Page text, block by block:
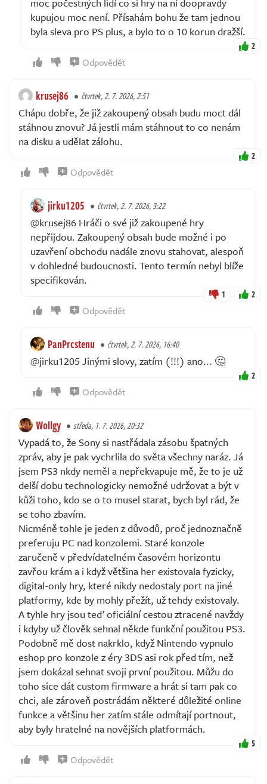
kupujou moc není. Přísahám bohu že tam jednou
byla sleva pro PS plus, a bylo to o 10 korun dražší.
2
Odpovědět
krusej86 čtvrtek, 2. 7. 2026, 2:51
Chápu dobře, že již zakoupený obsah budu moct dál
stáhnou znovu? Já jestli mám stáhnout to co nenám
na disku a udělat zálohu.
2
Odpovědět
jirku1205 čtvrtek, 2. 7. 2026, 3:22
@krusej86 Hráči o své již zakoupené hry
nepřijdou. Zakoupený obsah bude možné i po
uzavření obchodu nadále znovu stahovat, alespoň
v dohledné budoucnosti. Tento termín nebyl blíže
specifikován.
1 2
Odpovědět
PanPrcstenu čtvrtek, 2. 7. 2026, 16:40
@jirku1205 Jinými slovy, zatím (!!!) ano... 🤔
2
Odpovědět
Wollgy středa, 1. 7. 2026, 20:32
Vypadá to, že Sony si nastřádala zásobu špatných
zpráv, aby je pak vychrlila do světa všechny naráz. Já
jsem PS3 nkdy neměl a nepřekvapuje mě, že to je už
delší dobu technologicky nemožné udržovat a být v
kůži toho, kdo se o to musel starat, bych byl rád, že
se toho zbavím.
Nicméně tohle je jeden z důvodů, proč jednoznačně
preferuju PC nad konzolemi. Staré konzole
zaručeně v předvídatelném časovém horizontu
zavřou krám a i když většina her existovala fyzicky,
digital-only hry, které nikdy nedostaly port na jiné
platformy, kde by mohly přežít, už tehdy existovaly.
A tyhle hry jsou teď oficiální cestou ztracené navždy
i kdyby už člověk sehnal někde funkční použitou PS3.
Podobně mě dost nakrklo, když Nintendo vypnulo
eshop pro konzole z éry 3DS asi rok před tím, než
jsem dokázal sehnat svoji první použitou. Můžu do
toho sice dát custom firmware a hrát si tam pak co
chci, ale zároveň postrádám některé důležité online
funkce a většinu her zatím stále odmítají portnout,
aby byly hratelné na novějších platformách.
5
Odpovědět